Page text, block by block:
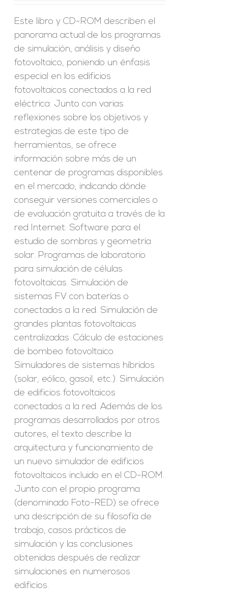
Este libro y CD-ROM describen el
panorama actual de los programas
de simulación, análisis y diseño
fotovoltaico, poniendo un énfasis
especial en los edificios
fotovoltaicos conectados a la red
eléctrica. Junto con varias
reflexiones sobre los objetivos y
estrategias de este tipo de
herramientas, se ofrece
información sobre más de un
centenar de programas disponibles
en el mercado, indicando dónde
conseguir versiones comerciales o
de evaluación gratuita a través de la
red Internet: Software para el
estudio de sombras y geometría
solar. Programas de laboratorio
para simulación de células
fotovoltaicas. Simulación de
sistemas FV con baterías o
conectados a la red. Simulación de
grandes plantas fotovoltaicas
centralizadas. Cálculo de estaciones
de bombeo fotovoltaico.
Simuladores de sistemas híbridos
(solar, eólico, gasoil, etc.). Simulación
de edificios fotovoltaicos
conectados a la red. Además de los
programas desarrollados por otros
autores, el texto describe la
arquitectura y funcionamiento de
un nuevo simulador de edificios
fotovoltaicos incluido en el CD-ROM.
Junto con el propio programa
(denominado Foto-RED) se ofrece
una descripción de su filosofía de
trabajo, casos prácticos de
simulación y las conclusiones
obtenidas después de realizar
simulaciones en numerosos
edificios.